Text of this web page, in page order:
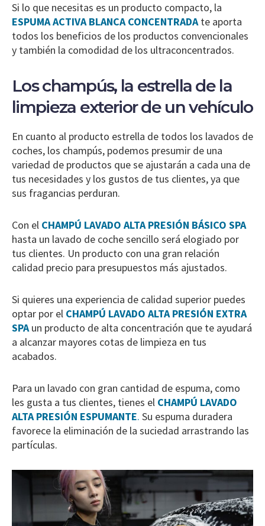
Si lo que necesitas es un producto compacto, la
ESPUMA ACTIVA BLANCA CONCENTRADAte aporta
todos los beneficios de los productos convencionales
y también la comodidad de los ultraconcentrados.
Los champús, la estrella de la
limpieza exterior de un vehículo
En cuanto al producto estrella de todos los lavados de
coches, los champús, podemos presumir de una
variedad de productos que se ajustarán a cada una de
tus necesidades y los gustos de tus clientes, ya que
sus fragancias perduran.
Con el CHAMPÚ LAVADO ALTA PRESIÓN BÁSICO SPA
hasta un lavado de coche sencillo será elogiado por
tus clientes. Un producto con una gran relación
calidad precio para presupuestos más ajustados.
Si quieres una experiencia de calidad superior puedes
optar por el CHAMPÚ LAVADO ALTA PRESIÓN EXTRA
SPAun producto de alta concentración que te ayudará
a alcanzar mayores cotas de limpieza en tus
acabados.
Para un lavado con gran cantidad de espuma, como
les gusta a tus clientes, tienes el CHAMPÚ LAVADO
ALTA PRESIÓN ESPUMANTE. Su espuma duradera
favorece la eliminación de la suciedad arrastrando las
partículas.